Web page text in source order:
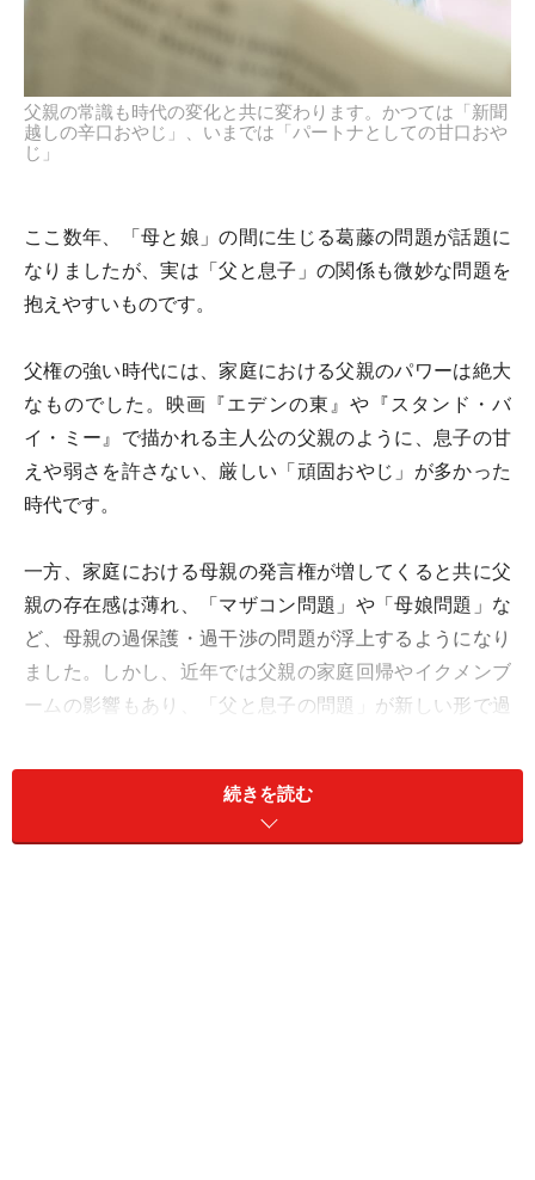
父親の常識も時代の変化と共に変わります。かつては「新聞
越しの辛口おやじ」、いまでは「パートナとしての甘口おや
じ」
ここ数年、「母と娘」の間に生じる葛藤の問題が話題に
なりましたが、実は「父と息子」の関係も微妙な問題を
抱えやすいものです。
父権の強い時代には、家庭における父親のパワーは絶大
なものでした。映画『エデンの東』や『スタンド・バ
イ・ミー』で描かれる主人公の父親のように、息子の甘
えや弱さを許さない、厳しい「頑固おやじ」が多かった
時代です。
一方、家庭における母親の発言権が増してくると共に父
親の存在感は薄れ、「マザコン問題」や「母娘問題」な
ど、母親の過保護・過干渉の問題が浮上するようになり
ました。しかし、近年では父親の家庭回帰やイクメンブ
ームの影響もあり、「父と息子の問題」が新しい形で過
たとえば、息子の受験に熱くなる「お受験父」。エリー
ト化にこだわる父親は昔からいましたが、少し前の時代
続きを読む